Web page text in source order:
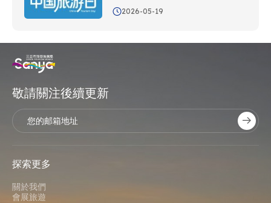
2026-05-19
敬請關注後續更新
探索更多
關於我們
會展旅遊